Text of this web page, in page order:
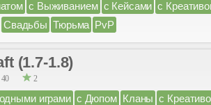
с Выживанием с Кейсами с
Свадьбы Тюрьма PvP
(1.7-1.8)
2
играми с Дюпом Кланы с